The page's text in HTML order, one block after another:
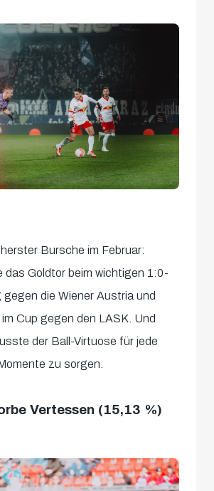
Bursche im Februar:
das Goldtor beim wichtigen 1:0-
die Wiener Austria und
Cup gegen den LASK. Und
der Ball-Virtuose für jede
zu sorgen.
Vertessen (15,13 %)